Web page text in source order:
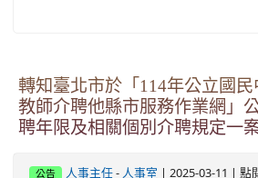
轉知臺北市於「114年公立國民
教師介聘他縣市服務作業網」
聘年限及相關個別介聘規定一
公告 人事主任 - 人事室 | 2025-03-11 | 點